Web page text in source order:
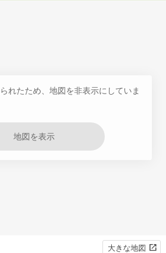
れたため、地図を非表示にしていま
地図を表示
大きな地図